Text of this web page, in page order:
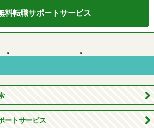
料転職サポートサービス
ートサービス